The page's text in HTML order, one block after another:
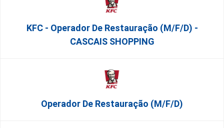
KFC - Operador De Restauração (m/f/d) -
CASCAIS SHOPPING
Operador De Restauração (m/f/d)